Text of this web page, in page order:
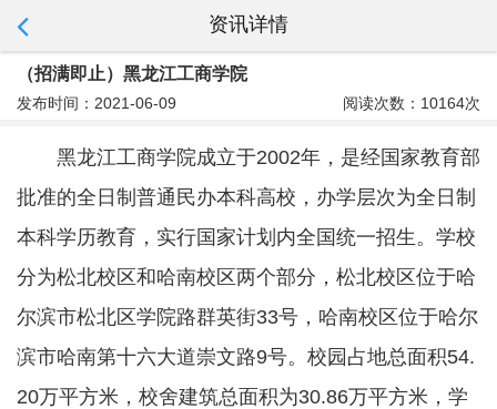
资讯详情
（招满即止）黑龙江工商学院
发布时间：2021-06-09 阅读次数：10164次
黑龙江工商学院成立于2002年，是经国家教育部
批准的全日制普通民办本科高校，办学层次为全日制
本科学历教育，实行国家计划内全国统一招生。学校
分为松北校区和哈南校区两个部分，松北校区位于哈
尔滨市松北区学院路群英街33号，哈南校区位于哈尔
滨市哈南第十六大道崇文路9号。校园占地总面积54.
20万平方米，校舍建筑总面积为30.86万平方米，学